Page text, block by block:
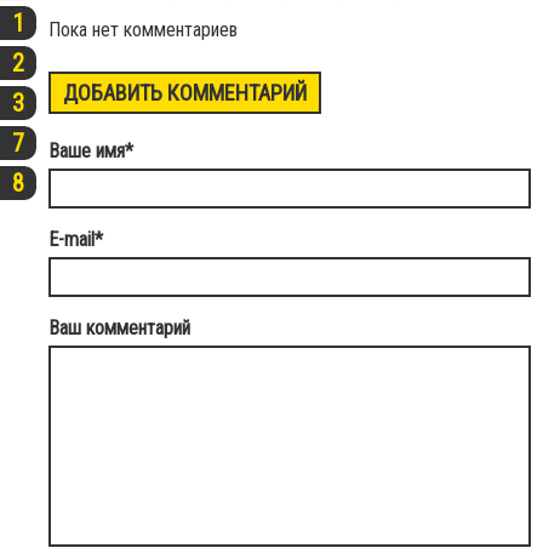
1
2
3
7
8
Пока нет комментариев
ДОБАВИТЬ КОММЕНТАРИЙ
Ваше имя*
E-mail*
Ваш комментарий